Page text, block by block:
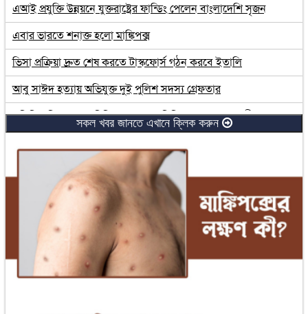
এআই প্রযুক্তি উন্নয়নে যুক্তরাষ্ট্রের ফান্ডিং পেলেন বাংলাদেশি সৃজন
এবার ভারতে শনাক্ত হলো মাঙ্কিপক্স
ভিসা প্রক্রিয়া দ্রুত শেষ করতে টাস্কফোর্স গঠন করবে ইতালি
আবু সাঈদ হত্যায় অভিযুক্ত দুই পুলিশ সদস্য গ্রেফতার
গুলিবিদ্ধ দিনমজুরের চিকিৎসায় সন্তান বিক্রি নয়, দত্তক দেন স্ত্রী
চাঁদাবাজি কঠোরভাবে বন্ধ করবে সরকার: অর্থ উপদেষ্টা
আহত শিক্ষার্থীদের জন্য ‘একগুচ্ছ পরিকল্পনা’ সরকারের
নিষিদ্ধ হচ্ছে পলিথিন ব্যাগ
বঙ্গবন্ধুর পরিবারের সদস্যদের বিশেষ নিরাপত্তার আইন বাতিল
২৫ জেলায় নতুন ডিসি নিয়োগ
সকল খবর জানতে এখানে ক্লিক করুন